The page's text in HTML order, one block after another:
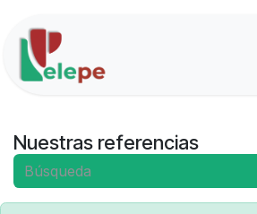
Nuestras referencias